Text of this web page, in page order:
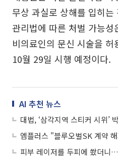
무상 과실로 상해를 입히
관리법에 따른 처벌 가능
비의료인의 문신 시술을
10월 29일 시행 예정이다.
AI 추천 뉴스
피부 레이저를 두피에 쐈더니